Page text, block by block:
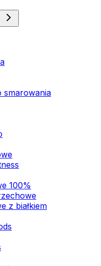
smarowania
100%
z białkiem